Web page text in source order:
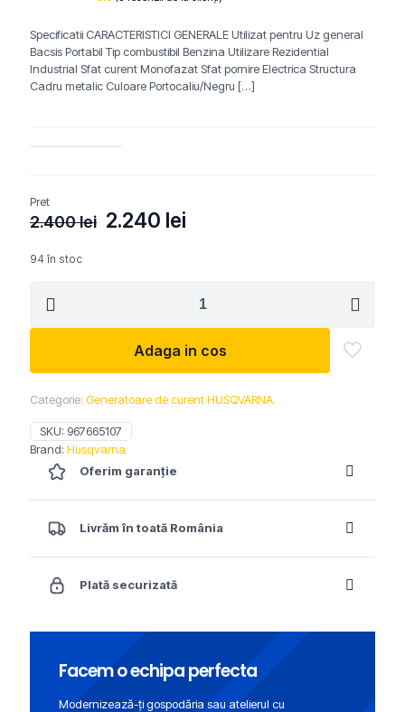
pe baza a
evaluări de
la clienți
Specificatii CARACTERISTICI GENERALE Utilizat pentru Uz general
Bacsis Portabil Tip combustibil Benzina Utilizare Rezidential
Industrial Sfat curent Monofazat Sfat pornire Electrica Structura
Cadru metalic Culoare Portocaliu/Negru […]
Pret
2.400lei Prețul
2.240 lei
94 în stoc
Husqvarna
Adaga in cos
Categorie: Generatoare de curent HUSQVARNA
SKU: 967665107
Brand: Husqvarna
Oferim garanție
Livrăm în toată România
Plată securizată
Facem o echipa perfecta
Modernizează-ți gospodăria sau atelierul cu